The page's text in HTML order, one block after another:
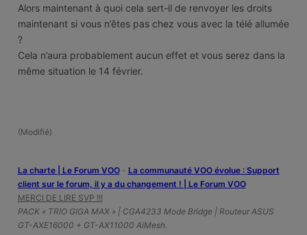
Alors maintenant à quoi cela sert-il de renvoyer les droits
maintenant si vous n’êtes pas chez vous avec la télé allumée
?
Cela n’aura probablement aucun effet et vous serez dans la
même situation le 14 février.
(Modifié)
La charte | Le Forum VOO- ‎La communauté VOO évolue : Support
client sur le forum, il y a du changement ! | Le Forum VOO
MERCI DE LIRE SVP !!!
PACK « TRIO GIGA MAX » | CGA4233 Mode Bridge | Routeur ASUS
GT-AXE16000 + GT-AX11000 AiMesh.